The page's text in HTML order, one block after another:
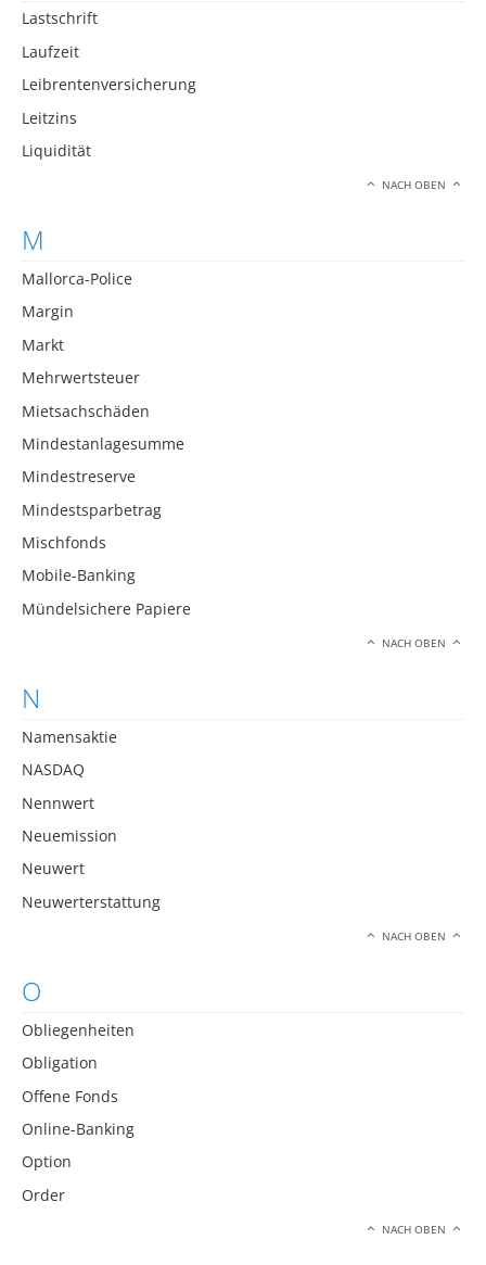
Lastschrift
Laufzeit
Leibrentenversicherung
Leitzins
Liquidität
NACH OBEN
M
Mallorca-Police
Margin
Markt
Mehrwertsteuer
Mietsachschäden
Mindestanlagesumme
Mindestreserve
Mindestsparbetrag
Mischfonds
Mobile-Banking
Mündelsichere Papiere
NACH OBEN
N
Namensaktie
NASDAQ
Nennwert
Neuemission
Neuwert
Neuwerterstattung
NACH OBEN
O
Obliegenheiten
Obligation
Offene Fonds
Online-Banking
Option
Order
NACH OBEN